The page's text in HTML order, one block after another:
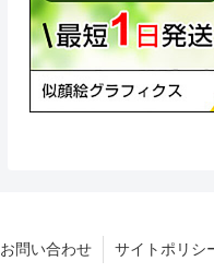
お問い合わせ サイトポリシ